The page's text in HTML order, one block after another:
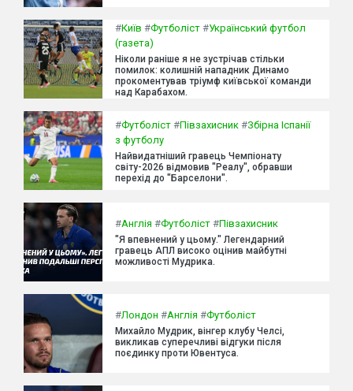
#Київ #Футболіст #Український футбол
(газета)
Ніколи раніше я не зустрічав стільки
помилок: колишній нападник Динамо
прокоментував тріумф київської команди
над Карабахом.
#Футболіст #Півзахисник #Збірна Іспанії
з футболу
Найвидатніший гравець Чемпіонату
світу-2026 відмовив "Реалу", обравши
перехід до "Барселони".
#Англія #Футболіст #Півзахисник
"Я впевнений у цьому." Легендарний
гравець АПЛ високо оцінив майбутні
можливості Мудрика.
#Лондон #Англія #Футболіст
Михайло Мудрик, вінгер клубу Челсі,
викликав суперечливі відгуки після
поєдинку проти Ювентуса.